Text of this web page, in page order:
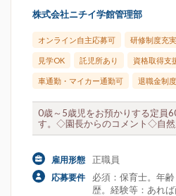
株式会社ニチイ学館管理部
オンライン自主応募可 研修制度充実
見学OK 託児所あり 資格取得支
車通勤・マイカー通勤可 退職金制
0歳～5歳児をお預かりする定員
す。◇園長からのコメント◇自然
雇用形態 正職員
応募要件
必須：保育士。年
歴。経験等：あれ